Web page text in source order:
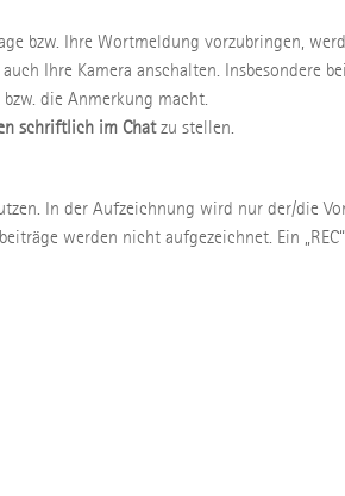
bzw. Ihre Wortmeldung vorzubringen,
Ihre Kamera anschalten. Insbesondere
die Anmerkung macht.
schriftlich im Chatzu stellen.
In der Aufzeichnung wird nur der/die
werden nicht aufgezeichnet. Ein